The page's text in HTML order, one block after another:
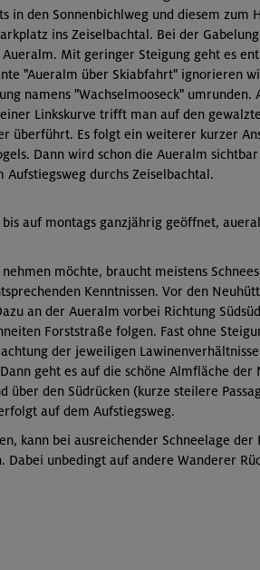
in den Sonnenbichlweg und diesem zum
ins Zeiselbachtal. Bei der
Mit geringer Steigung geht es
"Aueralm über Skiabfahrt" ignorieren
namens "Wachselmooseck"
Linkskurve trifft man auf den
überführt. Es folgt ein weiterer kurzer
Dann wird schon die Aueralm
durchs Zeiselbachtal.
bis auf montags ganzjährig geöffnet,
möchte, braucht meistens
Kenntnissen. Vor den
an der Aueralm vorbei Richtung
Forststraße folgen. Fast ohne
der jeweiligen
geht es auf die schöne Almfläche
über den Südrücken (kurze steilere
auf dem Aufstiegsweg.
kann bei ausreichender Schneelage
Dabei unbedingt auf andere Wanderer